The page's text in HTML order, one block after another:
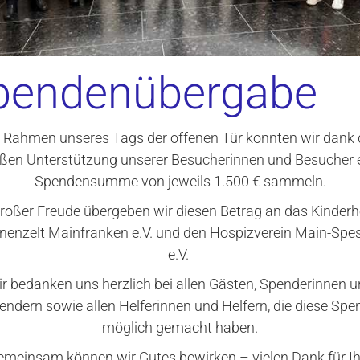
teilen und online
Rahmen unseres Tags der offenen Tür konnten wir dank
Unterstützung unserer Besucherinnen und Besucher
Spendensumme von jeweils 1.500 € sammeln.
Freude übergeben wir diesen Betrag an das
Mainfranken e.V. und den Hospizverein Main-
e.V.
bedanken uns herzlich bei allen Gästen, Spenderinnen
sowie allen Helferinnen und Helfern, die diese
möglich gemacht haben.